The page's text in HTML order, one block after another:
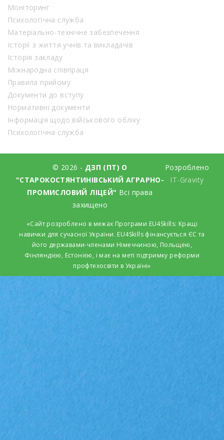
Моніторинг
Психологічна служба
Матеріально-технічне забезпечення
Історії з життя учнів та викладачів
Історія закладу
Міжнародна співпраця
Правила прийому
Документи до вступу
Нормативні документи
Інформація щодо військового обліку
Психологічна служба
© 2026 - ДЗП (ПТ) О
"СТАРОКОСТЯНТИНІВСЬКИЙ АГРАРНО-
ПРОМИСЛОВИЙ ЛІЦЕЙ" Всі права
захищено
Розроблено
IT-Gravity
«Сайт розроблено в межах Програми EU4Skills: Кращі
навички для сучасної України. EU4Skills фінансується ЄС та
його державами-членами Німеччиною, Польщею,
Фінляндією, Естонією, і має на меті підтримку реформи
профтехосвіти в Україні»